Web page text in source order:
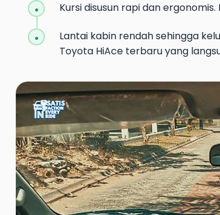
Kursi disusun rapi dan
Lantai kabin rendah sehingga
Toyota HiAce terbaru yang